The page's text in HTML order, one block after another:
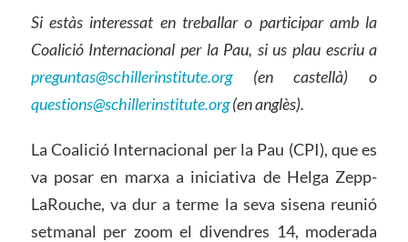
Si estàs interessat en treballar o participar amb la
Coalició Internacional per la Pau, si us plau escriu a
preguntas@schillerinstitute.org(encastellà) o
questions@schillerinstitute.org(en anglès).
La Coalició Internacional per la Pau (CPI), que es
va posar en marxa a iniciativa de Helga Zepp-
LaRouche, va dur a terme la seva sisena reunió
setmanal per zoom el divendres 14, moderada